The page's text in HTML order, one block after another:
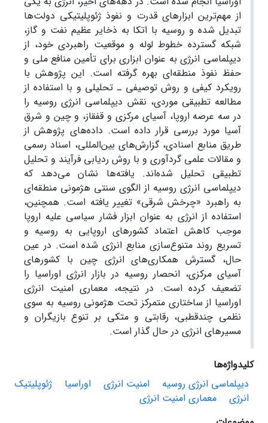
از مهم‌ترین ابزارهای قدرت و نفوذ ژئوپلیتیکی دولت‌ها
تبدیل شده و روسیه با اتکا به ذخایر عظیم نفت و گاز،
شبکه گسترده خطوط لوله و موقعیت راهبردی خود، از
دیپلماسی انرژی به عنوان ابزاری برای تأمین منافع ملی و
حفظ نفوذ منطقه‌ای بهره گرفته است. این پژوهش با
رویکرد کیفی و روش توصیفی ـ تحلیلی و با استفاده از
مطالعه تطبیقی موردی، نقش دیپلماسی انرژی روسیه را
در سه عرصه اروپا، آسیای مرکزی و قفقاز، و چین و شرق
آسیا مورد بررسی قرار داده است. داده‌های پژوهش از
طریق منابع اسنادی، گزارش‌های بین‌المللی، اسناد رسمی
و مقالات علمی گردآوری و با روش ردیابی فرآیند و تحلیل
تطبیقی تحلیل شده‌اند. یافته‌ها نشان می‌دهد که
دیپلماسی انرژی روسیه از الگوی سنتی هژمونی منطقه‌ای
به راهبرد «چرخش شرقی» تغییر یافته است. همچنین،
استفاده از انرژی به عنوان ابزار فشار سیاسی علیه اروپا
موجب کاهش اعتماد کشورهای اروپایی به روسیه و
تسریع روند متنوع‌سازی منابع انرژی شده است. در عین
حال، گسترش همکاری‌های انرژی چین با کشورهای
آسیای مرکزی، انحصار روسیه در بازار انرژی اوراسیا را
تضعیف کرده است. در نتیجه، معماری امنیت انرژی
اوراسیا از ساختاری متمرکز تحت هژمونی روسیه به سوی
نظمی چندقطبی، رقابتی و متکی بر تنوع بازیگران و
مسیرهای انرژی در حال گذار است.
کلیدواژه‌ها
دیپلماسی انرژی روسیه
امنیت انرژی اوراسیا
ژئوپلیتیک
انرژی
معماری امنیت انرژی